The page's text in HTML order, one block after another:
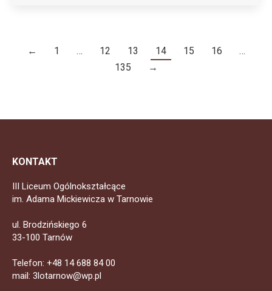
← 1 … 12 13 14 15 16
…
135
→
KONTAKT
III Liceum Ogólnokształcące
im. Adama Mickiewicza w Tarnowie
ul. Brodzińskiego 6
33-100 Tarnów
Telefon: +48 14 688 84 00
mail: 3lotarnow@wp.pl